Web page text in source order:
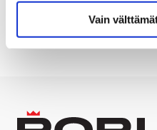
Vain